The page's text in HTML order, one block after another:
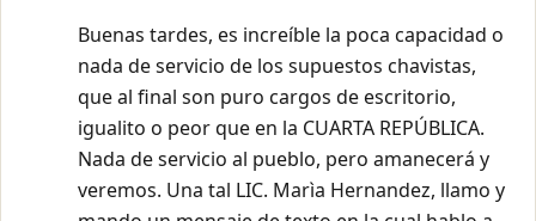
Buenas tardes, es increíble la poca capacidad o
nada de servicio de los supuestos chavistas,
que al final son puro cargos de escritorio,
igualito o peor que en la CUARTA REPÚBLICA.
Nada de servicio al pueblo, pero amanecerá y
veremos. Una tal LIC. Marìa Hernandez, llamo y